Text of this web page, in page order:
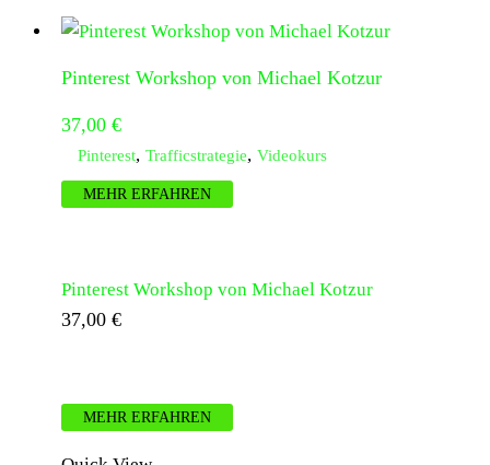
Pinterest Workshop von Michael Kotzur
37,00 €
Pinterest, Trafficstrategie, Videokurs
MEHR ERFAHREN
Pinterest Workshop von Michael Kotzur
37,00 €
MEHR ERFAHREN